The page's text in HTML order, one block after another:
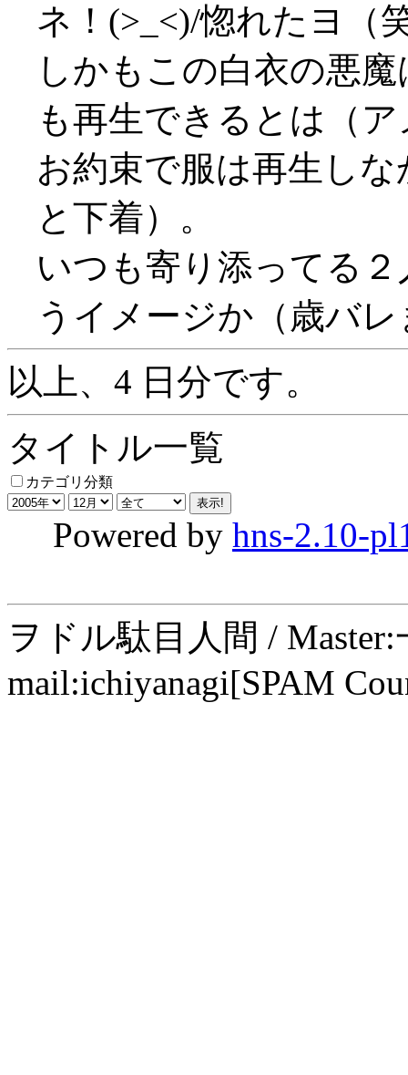
ネ！(>_<)/惚れたヨ（
しかもこの白衣の悪
も再生できるとは（
お約束で服は再生し
と下着）。
いつも寄り添ってる
うイメージか（歳バ
以上、4 日分です。
タイトル一覧
カテゴリ分類
Powered by hns-2.10-
ヲドル駄目人間 /
mail:ichiyanagi[SPAM